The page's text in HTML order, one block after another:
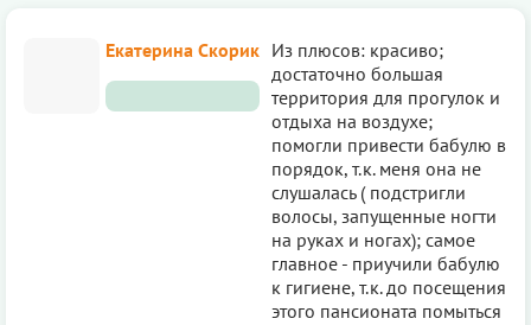
Екатерина Скорик Из плюсов: красиво;
достаточно большая
территория для прогулок и
отдыха на воздухе;
помогли привести бабулю в
порядок, т.к. меня она не
слушалась ( подстригли
волосы, запущенные ногти
на руках и ногах); самое
главное - приучили бабулю
к гигиене, т.к. до посещения
этого пансионата помыться